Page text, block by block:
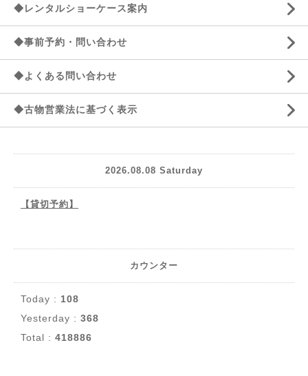
◆レンタルショーケース案内
◆事前予約・問い合わせ
◆よくある問い合わせ
◆古物営業法に基づく表示
2026.08.08 Saturday
【貸切予約】
カウンター
Today : 108
Yesterday : 368
Total : 418886